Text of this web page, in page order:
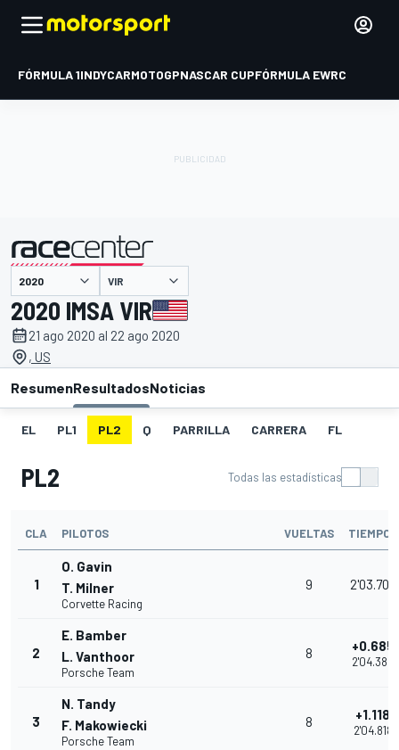
FÓRMULA 1INDYCARMOTOGPNASCAR CUPFÓRMULA EWRC
presentado por VIR
2020 IMSA VIR
21 ago 2020 al 22 ago 2020
, US
ResumenResultadosNoticias
EL PL1 PL2 Q PARRILLA CARRERA FL
PL2 Todas las estadísticas
CLA PILOTOS VUELTAS TIEMPO
1
O. Gavin
T. Milner
Corvette Racing
9 2'03.700
2
E. Bamber
L. Vanthoor
Porsche Team
8 +0.685
2'04.385
3
N. Tandy
F. Makowiecki
Porsche Team
8 +1.118
2'04.818